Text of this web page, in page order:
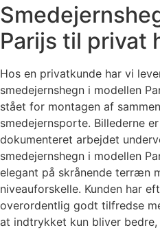
Parijs til privat
Hos en privatkunde har vi
smedejernshegn i modellen
stået for montagen af
smedejernsporte. Billederne
dokumenteret arbejdet
smedejernshegn i modellen
elegant på skrånende terræn
niveauforskelle. Kunden har
overordentlig godt tilfredse
at indtrykket kun bliver